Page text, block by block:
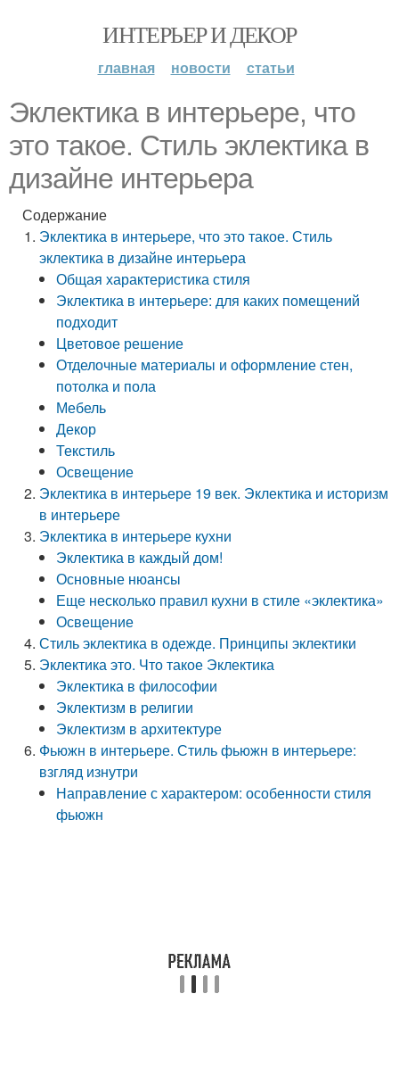
ИНТЕРЬЕР И ДЕКОР
главная новости статьи
Эклектика в интерьере, что
это такое. Стиль эклектика в
дизайне интерьера
Содержание
Эклектика в интерьере, что это такое. Стиль
эклектика в дизайне интерьера
Общая характеристика стиля
Эклектика в интерьере: для каких помещений
подходит
Цветовое решение
Отделочные материалы и оформление стен,
потолка и пола
Мебель
Декор
Текстиль
Освещение
Эклектика в интерьере 19 век. Эклектика и историзм
в интерьере
Эклектика в интерьере кухни
Эклектика в каждый дом!
Основные нюансы
Еще несколько правил кухни в стиле «эклектика»
Освещение
Стиль эклектика в одежде. Принципы эклектики
Эклектика это. Что такое Эклектика
Эклектика в философии
Эклектизм в религии
Эклектизм в архитектуре
Фьюжн в интерьере. Стиль фьюжн в интерьере:
взгляд изнутри
Направление с характером: особенности стиля
фьюжн